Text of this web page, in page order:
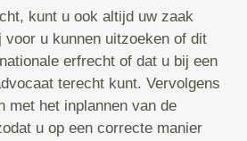
kunt u ook altijd uw zaak
voor u kunnen uitzoeken of dit
erfrecht of dat u bij een
terecht kunt. Vervolgens
met het inplannen van de
u op een correcte manier